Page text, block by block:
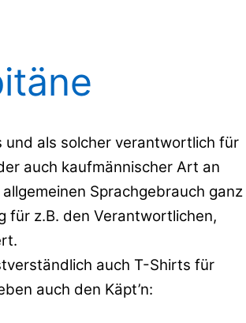
und als solcher verantwortlich für
auch kaufmännischer Art an
Sprachgebrauch ganz
für z.B. den Verantwortlichen,
auch T-Shirts für
auch den Käpt’n: